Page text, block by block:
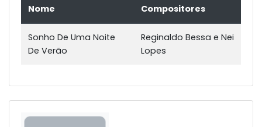
Nome Compositores
Sonho De Uma Noite
De Verão
Reginaldo Bessa e Nei
Lopes